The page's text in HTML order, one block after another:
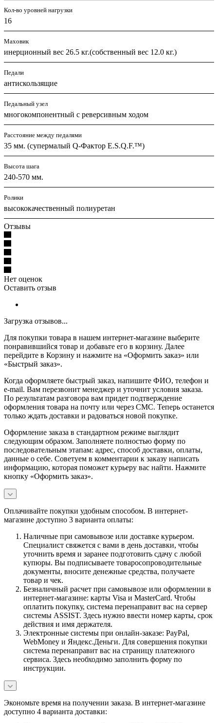
Кол-во уровней нагрузки
16
Маховик
инерционный вес 26.5 кг.(собственный вес 12.0 кг.)
Педали
антискользящие
Педальный узел
многокомпонентный с реверсивным ходом
Расстояние между педалями
35 мм. (супермалый Q-Фактор E.S.Q.F.™)
Высота шага
240-570 мм.
Ролики
высококачественный полиуретан
Отзывы
Нет оценок
Оставить отзыв
Загрузка отзывов...
Для покупки товара в нашем интернет-магазине выберите
понравившийся товар и добавьте его в корзину. Далее
перейдите в Корзину и нажмите на «Оформить заказ» или
«Быстрый заказ».
Когда оформляете быстрый заказ, напишите ФИО, телефон и
e-mail. Вам перезвонит менеджер и уточнит условия заказа.
По результатам разговора вам придет подтверждение
оформления товара на почту или через СМС. Теперь останется
только ждать доставки и радоваться новой покупке.
Оформление заказа в стандартном режиме выглядит
следующим образом. Заполняете полностью форму по
последовательным этапам: адрес, способ доставки, оплаты,
данные о себе. Советуем в комментарии к заказу написать
информацию, которая поможет курьеру вас найти. Нажмите
кнопку «Оформить заказ».
Оплачивайте покупки удобным способом. В интернет-
магазине доступно 3 варианта оплаты:
Наличные при самовывозе или доставке курьером.
Специалист свяжется с вами в день доставки, чтобы
уточнить время и заранее подготовить сдачу с любой
купюры. Вы подписываете товаросопроводительные
документы, вносите денежные средства, получаете
товар и чек.
Безналичный расчет при самовывозе или оформлении в
интернет-магазине: карты Visa и MasterCard. Чтобы
оплатить покупку, система перенаправит вас на сервер
системы ASSIST. Здесь нужно ввести номер карты, срок
действия и имя держателя.
Электронные системы при онлайн-заказе: PayPal,
WebMoney и Яндекс.Деньги. Для совершения покупки
система перенаправит вас на страницу платежного
сервиса. Здесь необходимо заполнить форму по
инструкции.
Экономьте время на получении заказа. В интернет-магазине
доступно 4 варианта доставки: